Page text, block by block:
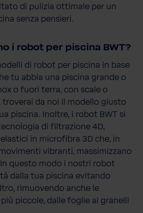
di pulizia ottimale per un
senza pensieri.
i robot per piscina BWT?
di robot per piscina in base
tu abbia una piscina grande o
o fuori terra, con scale o
troverai da noi il modello giusto
piscina. Inoltre, i robot BWT si
di filtrazione 4D,
in microfibra 3D che, in
vibranti, massimizzano
In questo modo i nostri robot
dalla tua piscina evitando
rimuovendo anche le
piccole, dalle foglie ai granelli